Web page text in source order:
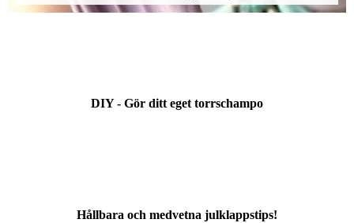
DIY - Gör ditt eget torrschampo
Hållbara och medvetna julklappstips!